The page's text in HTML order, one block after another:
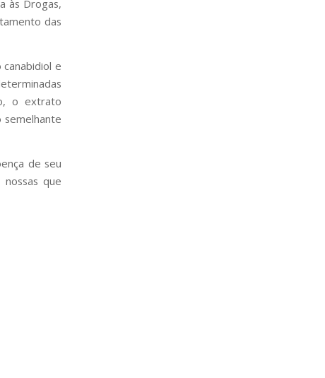
às Drogas,
das
e
o extrato
de seu
que